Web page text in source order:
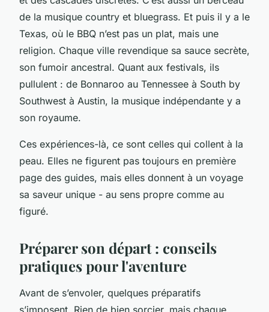
de la musique country et bluegrass. Et puis il y a le
Texas, où le BBQ n’est pas un plat, mais une
religion. Chaque ville revendique sa sauce secrète,
son fumoir ancestral. Quant aux festivals, ils
pullulent : de Bonnaroo au Tennessee à South by
Southwest à Austin, la musique indépendante y a
son royaume.
Ces expériences-là, ce sont celles qui collent à la
peau. Elles ne figurent pas toujours en première
page des guides, mais elles donnent à un voyage
sa saveur unique - au sens propre comme au
figuré.
Préparer son départ : conseils
pratiques pour l'aventure
Avant de s’envoler, quelques préparatifs